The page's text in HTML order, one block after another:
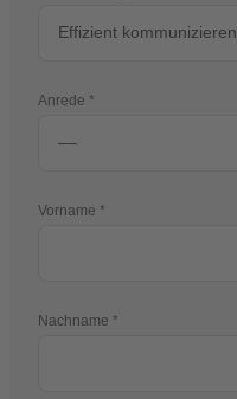
Anrede
Vorname
Nachname